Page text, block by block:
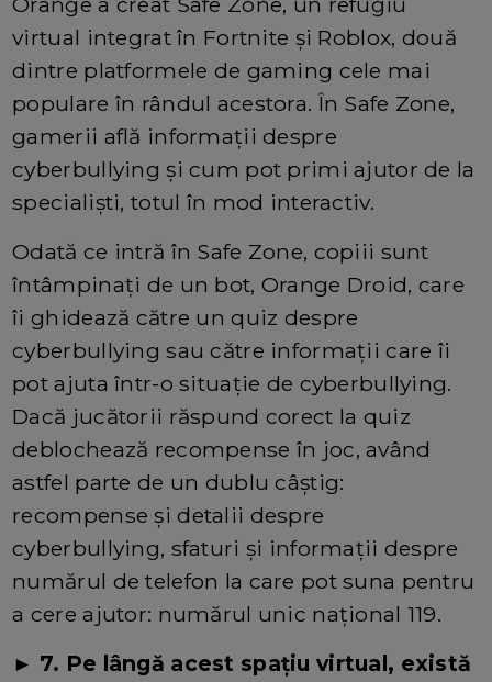
virtual integrat în Fortnite și Roblox, două
dintre platformele de gaming cele mai
populare în rândul acestora. În Safe Zone,
gamerii află informații despre
cyberbullying și cum pot primi ajutor de la
specialiști, totul în mod interactiv.
Odată ce intră în Safe Zone, copiii sunt
întâmpinați de un bot, Orange Droid, care
îi ghidează către un quiz despre
cyberbullying sau către informații care îi
pot ajuta într-o situație de cyberbullying.
Dacă jucătorii răspund corect la quiz
deblochează recompense în joc, având
astfel parte de un dublu câștig:
recompense și detalii despre
cyberbullying, sfaturi și informații despre
numărul de telefon la care pot suna pentru
a cere ajutor: numărul unic național 119.
► 7. Pe lângă acest spațiu virtual, există